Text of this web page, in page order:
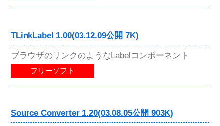
TLinkLabel 1.00(03.12.09公開 7K)
ブラウザのリンクのようなLabelコンポーネント
フリーソフト
Source Converter 1.20(03.08.05公開 903K)